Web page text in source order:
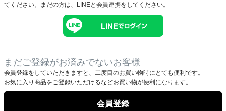
てください。まだの方は、 LINEと会員連携をしてください。
まだご登録がお済みでないお客様
会員登録をしていただきますと、二度目のお買い物時にとても便利です。
お気に入り商品をご登録いただけるなどお買い物が便利になります。
会員登録